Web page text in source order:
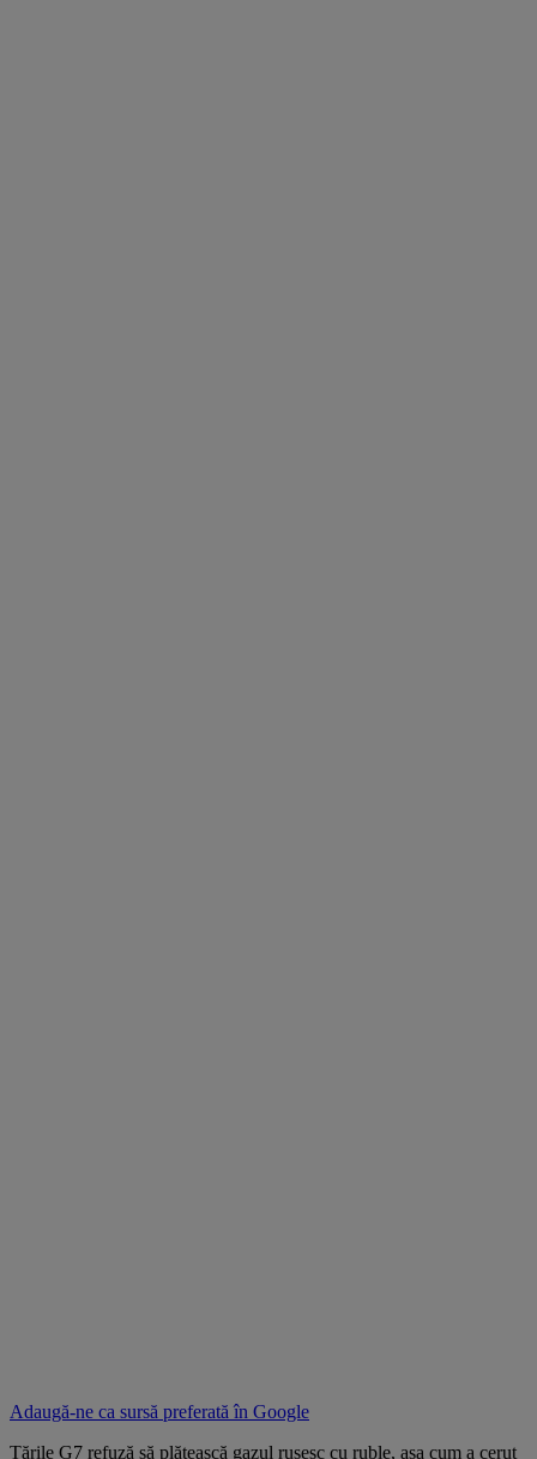
Adaugă-ne ca sursă preferată în Google
Țările G7 refuză să plătească gazul rusesc cu ruble, așa cum a cerut